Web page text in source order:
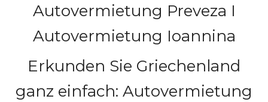
Autovermietung Preveza I
Autovermietung Ioannina
Erkunden Sie Griechenland
ganz einfach: Autovermietung